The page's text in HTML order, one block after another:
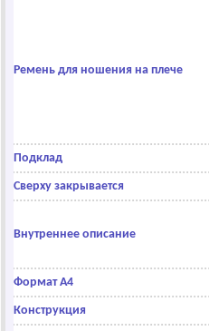
Ремень для ношения на плече
Подклад
Сверху закрывается
Внутреннее описание
Формат А4
Конструкция